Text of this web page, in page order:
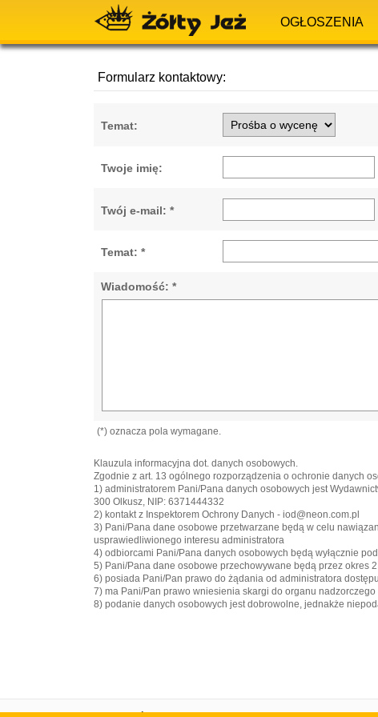
OGŁOSZENIA
Formularz kontaktowy:
Temat:
Twoje imię:
Twój e-mail: *
Temat: *
Wiadomość: *
(*) oznacza pola wymagane.
Klauzula informacyjna dot. danych osobowych.
Zgodnie z art. 13 ogólnego rozporządzenia o ochronie danych
1) administratorem Pani/Pana danych osobowych jest
300 Olkusz, NIP: 6371444332
2) kontakt z Inspektorem Ochrony Danych - iod@neon.com.pl
3) Pani/Pana dane osobowe przetwarzane będą w celu
usprawiedliwionego interesu administratora
4) odbiorcami Pani/Pana danych osobowych będą wyłącznie
5) Pani/Pana dane osobowe przechowywane będą przez okres
6) posiada Pani/Pan prawo do żądania od administratora
7) ma Pani/Pan prawo wniesienia skargi do organu nadzorczego
8) podanie danych osobowych jest dobrowolne, jednakże